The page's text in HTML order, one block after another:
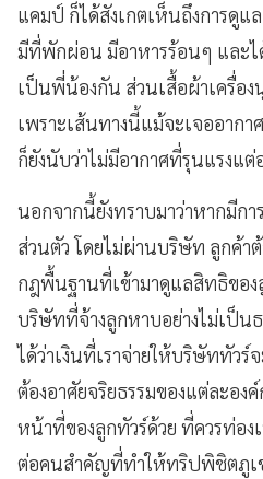
แคมป์ ก็ได้สังเกตเห็นถึงการดูแ
มีที่พักผ่อน มีอาหารร้อนๆ และไ
เป็นพี่น้องกัน ส่วนเสื้อผ้าเครื่อง
เพราะเส้นทางนี้แม้จะเจออาก
ก็ยังนับว่าไม่มีอากาศที่รุนแรงแต่
นอกจากนี้ยังทราบมาว่าหากมีกา
ส่วนตัว โดยไม่ผ่านบริษัท ลูกค้
กฎพื้นฐานที่เข้ามาดูแลสิทธิของ
บริษัทที่จ้างลูกหาบอย่างไม่เป็นธ
ได้ว่าเงินที่เราจ่ายให้บริษัททัว
ต้องอาศัยจริยธรรมของแต่ละอง
หน้าที่ของลูกทัวร์ด้วย ที่ควรท่อง
ต่อคนสำคัญที่ทำให้ทริปพิชิตภูเ